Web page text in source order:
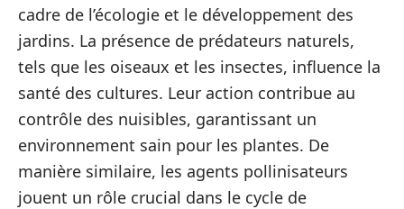
cadre de l’écologie et le développement des
jardins. La présence de prédateurs naturels,
tels que les oiseaux et les insectes, influence la
santé des cultures. Leur action contribue au
contrôle des nuisibles, garantissant un
environnement sain pour les plantes. De
manière similaire, les agents pollinisateurs
jouent un rôle crucial dans le cycle de